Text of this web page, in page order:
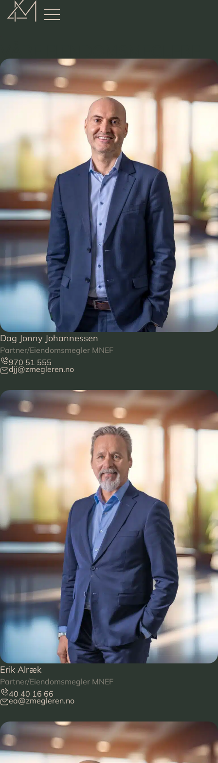
Dag Jonny Johannessen
Partner/Eiendomsmegler MNEF
970 51 555
djj@zmegleren.no
Erik Alræk
Partner/Eiendomsmegler MNEF
40 40 16 66
ea@zmegleren.no